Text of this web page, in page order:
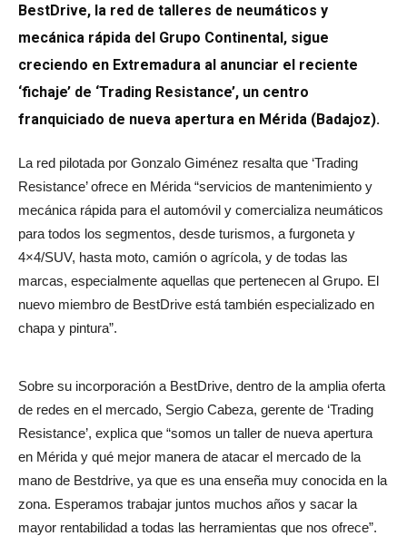
BestDrive, la red de talleres de neumáticos y
mecánica rápida del Grupo Continental, sigue
creciendo en Extremadura al anunciar el reciente
‘fichaje’ de ‘Trading Resistance’, un centro
franquiciado de nueva apertura en Mérida (Badajoz).
La red pilotada por Gonzalo Giménez resalta que ‘Trading
Resistance’ ofrece en Mérida “servicios de mantenimiento y
mecánica rápida para el automóvil y comercializa neumáticos
para todos los segmentos, desde turismos, a furgoneta y
4×4/SUV, hasta moto, camión o agrícola, y de todas las
marcas, especialmente aquellas que pertenecen al Grupo. El
nuevo miembro de BestDrive está también especializado en
chapa y pintura”.
Sobre su incorporación a BestDrive, dentro de la amplia oferta
de redes en el mercado, Sergio Cabeza, gerente de ‘Trading
Resistance’, explica que “somos un taller de nueva apertura
en Mérida y qué mejor manera de atacar el mercado de la
mano de Bestdrive, ya que es una enseña muy conocida en la
zona. Esperamos trabajar juntos muchos años y sacar la
mayor rentabilidad a todas las herramientas que nos ofrece”.